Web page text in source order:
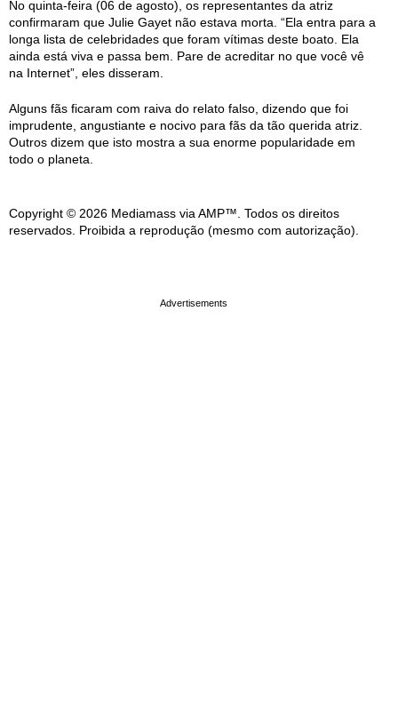
No quinta-feira (06 de agosto), os representantes da atriz
confirmaram que Julie Gayet não estava morta. “Ela entra para a
longa lista de celebridades que foram vítimas deste boato. Ela
ainda está viva e passa bem. Pare de acreditar no que você vê
na Internet”, eles disseram.
Alguns fãs ficaram com raiva do relato falso, dizendo que foi
imprudente, angustiante e nocivo para fãs da tão querida atriz.
Outros dizem que isto mostra a sua enorme popularidade em
todo o planeta.
Copyright © 2026 Mediamass via AMP™. Todos os direitos
reservados. Proibida a reprodução (mesmo com autorização).